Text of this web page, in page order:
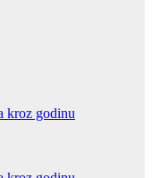
kroz godinu